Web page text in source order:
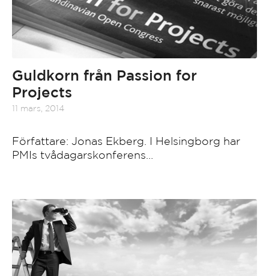
Guldkorn från Passion for
Projects
11 mars, 2014
Författare: Jonas Ekberg. I Helsingborg har
PMIs tvådagarskonferens…